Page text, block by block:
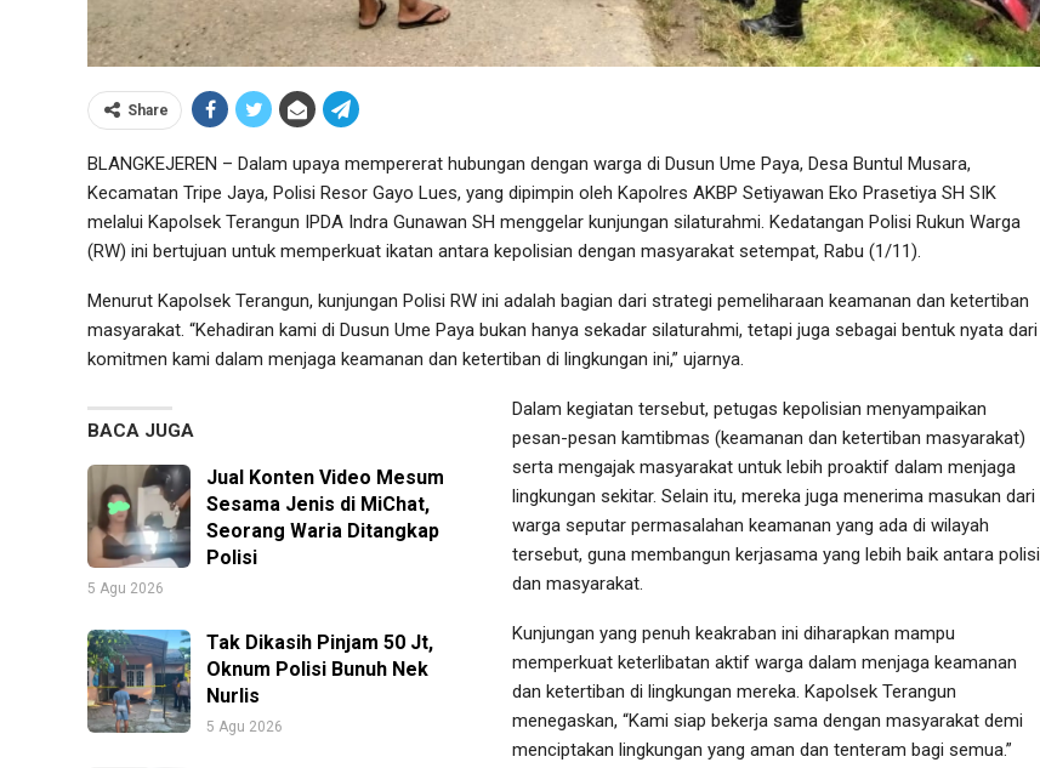
Share
BLANGKEJEREN – Dalam upaya mempererat hubungan dengan warga di Dusun Ume Paya, Desa Buntul Musara,
Kecamatan Tripe Jaya, Polisi Resor Gayo Lues, yang dipimpin oleh Kapolres AKBP Setiyawan Eko Prasetiya SH SIK
melalui Kapolsek Terangun IPDA Indra Gunawan SH menggelar kunjungan silaturahmi. Kedatangan Polisi Rukun Warga
(RW) ini bertujuan untuk memperkuat ikatan antara kepolisian dengan masyarakat setempat, Rabu (1/11).
Menurut Kapolsek Terangun, kunjungan Polisi RW ini adalah bagian dari strategi pemeliharaan keamanan dan ketertiban
masyarakat. “Kehadiran kami di Dusun Ume Paya bukan hanya sekadar silaturahmi, tetapi juga sebagai bentuk nyata dari
komitmen kami dalam menjaga keamanan dan ketertiban di lingkungan ini,” ujarnya.
BACA JUGA
Jual Konten Video Mesum
Sesama Jenis di MiChat,
Seorang Waria Ditangkap
Polisi
5 Agu 2026
Tak Dikasih Pinjam 50 Jt,
Oknum Polisi Bunuh Nek
Nurlis
5 Agu 2026
Dalam kegiatan tersebut, petugas kepolisian menyampaikan
pesan-pesan kamtibmas (keamanan dan ketertiban masyarakat)
serta mengajak masyarakat untuk lebih proaktif dalam menjaga
lingkungan sekitar. Selain itu, mereka juga menerima masukan dari
warga seputar permasalahan keamanan yang ada di wilayah
tersebut, guna membangun kerjasama yang lebih baik antara polisi
dan masyarakat.
Kunjungan yang penuh keakraban ini diharapkan mampu
memperkuat keterlibatan aktif warga dalam menjaga keamanan
dan ketertiban di lingkungan mereka. Kapolsek Terangun
menegaskan, “Kami siap bekerja sama dengan masyarakat demi
menciptakan lingkungan yang aman dan tenteram bagi semua.”